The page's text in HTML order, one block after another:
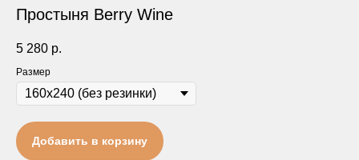
Простыня Berry Wine
5 280 р.
Размер
Добавить в корзину